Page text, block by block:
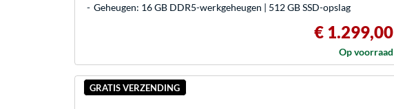
Geheugen: 16 GB DDR5-werkgeheugen | 512 GB SSD-opslag
€ 1.299,00
Op voorraad
GRATIS VERZENDING